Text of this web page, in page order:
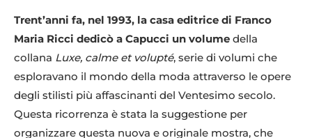
Trent’anni fa, nel 1993, la casa editrice di Franco
Maria Ricci dedicò a Capucci un volume della
collana Luxe, calme et volupté, serie di volumi che
esploravano il mondo della moda attraverso le opere
degli stilisti più affascinanti del Ventesimo secolo.
Questa ricorrenza è stata la suggestione per
organizzare questa nuova e originale mostra, che